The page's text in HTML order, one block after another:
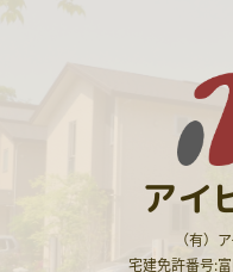
アイ
（有）
宅建免許番号: